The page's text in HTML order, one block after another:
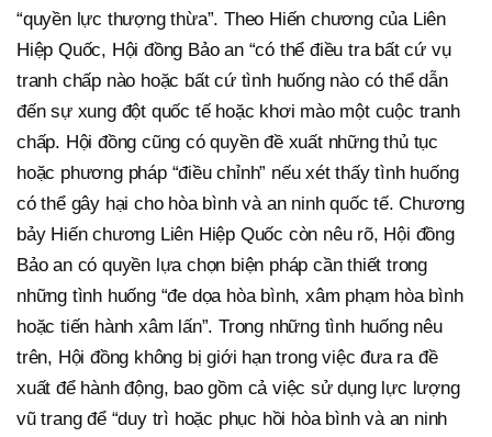
“quyền lực thượng thừa”. Theo Hiến chương của Liên
Hiệp Quốc, Hội đồng Bảo an “có thể điều tra bất cứ vụ
tranh chấp nào hoặc bất cứ tình huống nào có thể dẫn
đến sự xung đột quốc tế hoặc khơi mào một cuộc tranh
chấp. Hội đồng cũng có quyền đề xuất những thủ tục
hoặc phương pháp “điều chỉnh” nếu xét thấy tình huống
có thể gây hại cho hòa bình và an ninh quốc tế. Chương
bảy Hiến chương Liên Hiệp Quốc còn nêu rõ, Hội đồng
Bảo an có quyền lựa chọn biện pháp cần thiết trong
những tình huống “đe dọa hòa bình, xâm phạm hòa bình
hoặc tiến hành xâm lấn”. Trong những tình huống nêu
trên, Hội đồng không bị giới hạn trong việc đưa ra đề
xuất để hành động, bao gồm cả việc sử dụng lực lượng
vũ trang để “duy trì hoặc phục hồi hòa bình và an ninh